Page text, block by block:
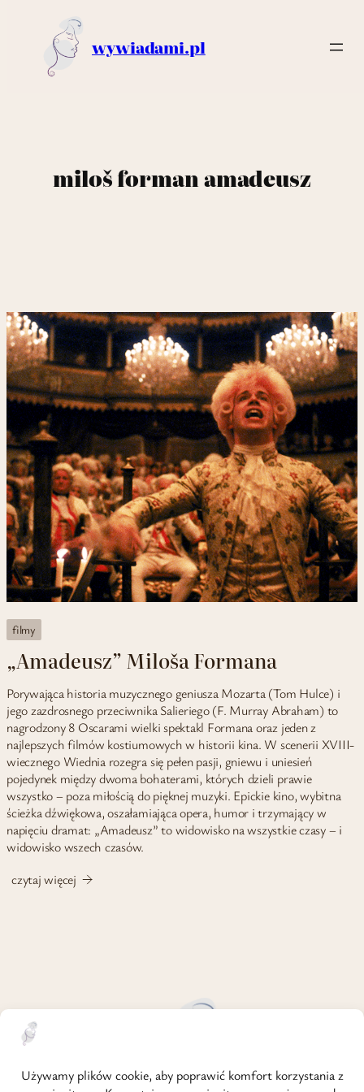
wywiadami.pl
miloš forman amadeusz
filmy
„Amadeusz” Miloša Formana
Porywająca historia muzycznego geniusza Mozarta (Tom Hulce) i
jego zazdrosnego przeciwnika Salieriego (F. Murray Abraham) to
nagrodzony 8 Oscarami wielki spektakl Formana oraz jeden z
najlepszych filmów kostiumowych w historii kina. W scenerii XVIII-
wiecznego Wiednia rozegra się pełen pasji, gniewu i uniesień
pojedynek między dwoma bohaterami, których dzieli prawie
wszystko – poza miłością do pięknej muzyki. Epickie kino, wybitna
ścieżka dźwiękowa, oszałamiająca opera, humor i trzymający w
napięciu dramat: „Amadeusz” to widowisko na wszystkie czasy – i
widowisko wszech czasów.
czytaj więcej